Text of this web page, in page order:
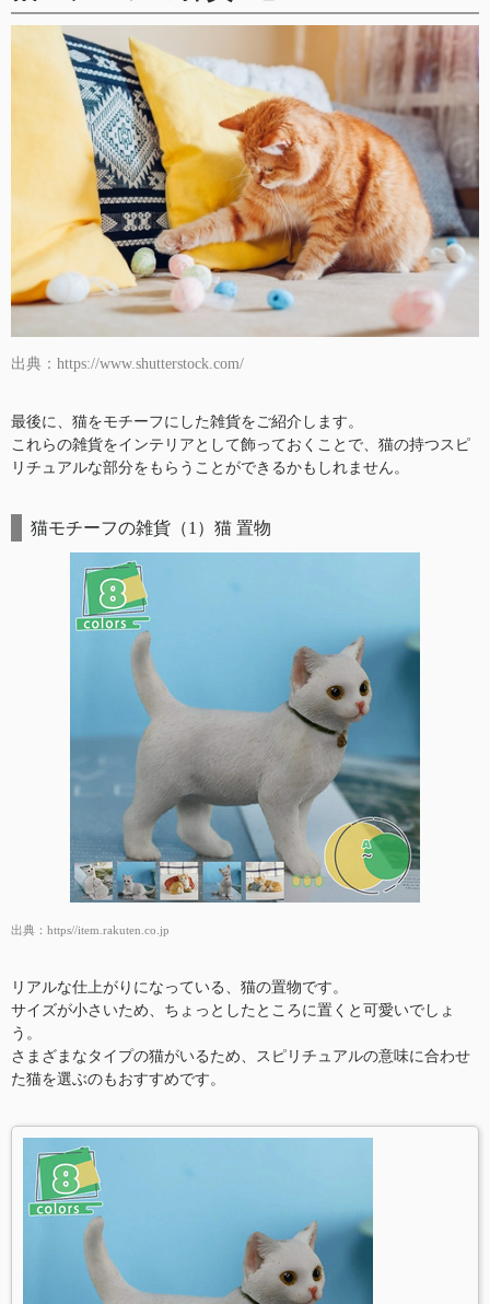
出典：https://www.shutterstock.com/
最後に、猫をモチーフにした雑貨をご紹介します。
これらの雑貨をインテリアとして飾っておくことで、猫の持つスピ
リチュアルな部分をもらうことができるかもしれません。
猫モチーフの雑貨（1）猫 置物
出典： https//item.rakuten.co.jp
リアルな仕上がりになっている、猫の置物です。
サイズが小さいため、ちょっとしたところに置くと可愛いでしょ
う。
さまざまなタイプの猫がいるため、スピリチュアルの意味に合わせ
た猫を選ぶのもおすすめです。